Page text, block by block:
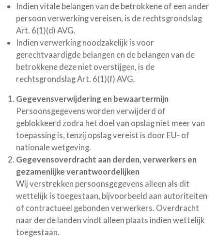
Indien vitale belangen van de betrokkene of een ander
persoon verwerking vereisen, is de rechtsgrondslag
Art. 6(1)(d) AVG.
Indien verwerking noodzakelijk is voor
gerechtvaardigde belangen en de belangen van de
betrokkene deze niet overstijgen, is de
rechtsgrondslag Art. 6(1)(f) AVG.
Gegevensverwijdering en bewaartermijn
Persoonsgegevens worden verwijderd of
geblokkeerd zodra het doel van opslag niet meer van
toepassing is, tenzij opslag vereist is door EU- of
nationale wetgeving.
Gegevensoverdracht aan derden, verwerkers en
gezamenlijke verantwoordelijken
Wij verstrekken persoonsgegevens alleen als dit
wettelijk is toegestaan, bijvoorbeeld aan autoriteiten
of contractueel gebonden verwerkers. Overdracht
naar derde landen vindt alleen plaats indien wettelijk
toegestaan.